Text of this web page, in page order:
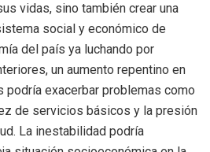
vidas, sino también crear una
social y económico de
del país ya luchando por
un aumento repentino en
podría exacerbar problemas como
de servicios básicos y la presión
La inestabilidad podría